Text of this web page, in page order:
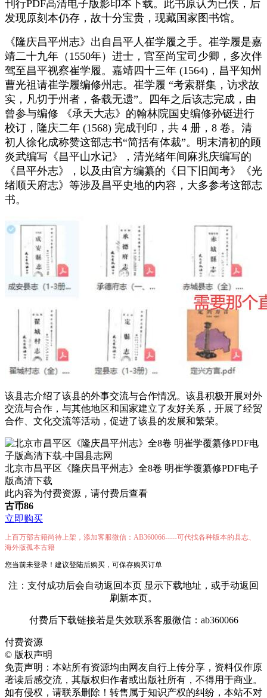
刊行PDF高清电子版影印本下载。此书原认为已佚，后
发现原刻本仍存，故十分宝贵，现藏国家图书馆。
《隆庆昌平州志》出自昌平人崔学履之手。崔学履是嘉
靖二十九年（1550年）进士，官至尚宝司少卿，多次伴
驾至昌平视察崔学履。嘉靖四十三年 (1564)，昌平知州
曹光祖请崔学履编修州志。崔学履 “考索群集，访求故
实，凡切于州者，备载无遗”。四年之后该志完成，由
曾参与编修 《承天大志》的翰林院国史编修孙铤进行
校订，隆庆二年 (1568) 完成刊印，共 4 册，8 卷。清
初人徐化成称赞这部志书“简括有体裁”。明末清初的顾
炎武编写《昌平山水记》，清光绪年间麻兆庆编写的
《昌平外志》，以及由官方编纂的《日下旧闻考》《光
绪顺天府志》等涉及昌平史地的内容，大多参考这部志
书。
该县志介绍了该县的外事交流与合作情况。该县积极开展对外
交流与合作，与其他地区和国家建立了友好关系，开展了经贸
合作、文化交流等活动，促进了该县的发展和繁荣。
北京市昌平区《隆庆昌平州志》全8卷 明崔学覆纂修PDF电子
版高清下载
此内容为付费资源，请付费后查看
古币86
立即购买
上百万部古籍尚待上架，添加客服微信：AB360066-----可代找各种版本的县志、
海外版孤本古籍
您当前未登录！建议登陆后购买，可保存购买订单
注：支付成功后会自动返回本页 显示下载地址，或手动返回
刷新本页。
付费后下载链接若是失效联系客服微信：ab360066
付费资源
© 版权声明
免责声明：本站所有资源均由网友自行上传分享，资料仅作原
著读后感交流，其版权归作者或出版社所有，不得用于商业。
如有侵权，请联系删除！转售属于知识产权的纠纷，本站不对